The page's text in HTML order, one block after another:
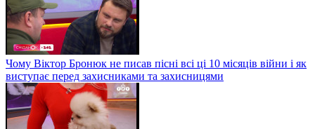
Чому Віктор Бронюк не писав пісні всі ці 10 місяців війни і як
виступає перед захисниками та захисницями